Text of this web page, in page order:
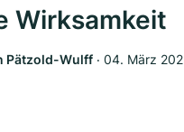
Wirksamkeit
Pätzold-Wulff ‧ 04. März